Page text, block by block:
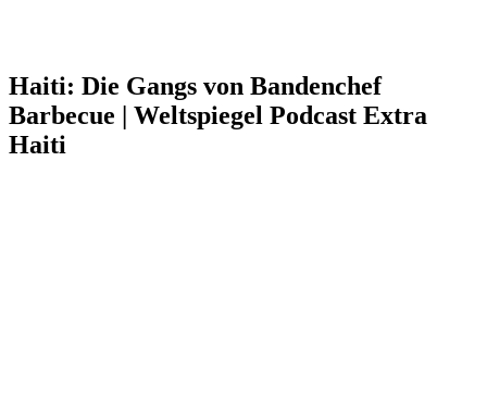
Haiti: Die Gangs von Bandenchef
Barbecue | Weltspiegel Podcast Extra
Haiti